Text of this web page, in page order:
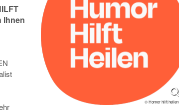
© Homor hilft heilen
Ihnen